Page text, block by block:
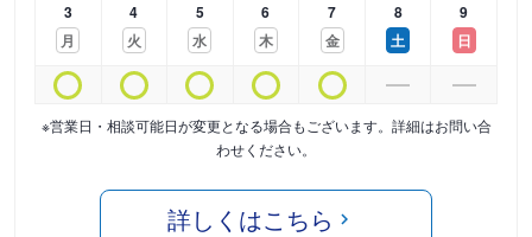
3
月
4
火
5
水
6
木
7
金
8
土
9
日
※営業日・相談可能日が変更となる場合もございます。詳細はお問い合
わせください。
詳しくはこちら